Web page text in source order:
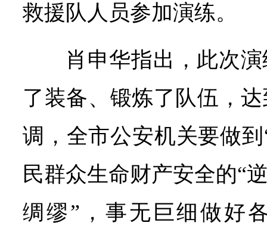
救援队人员参加演练。
肖申华指出，此次
了装备、锻炼了队伍，
调，全市公安机关要做
民群众生命财产安全的“
绸缪”，事无巨细做好